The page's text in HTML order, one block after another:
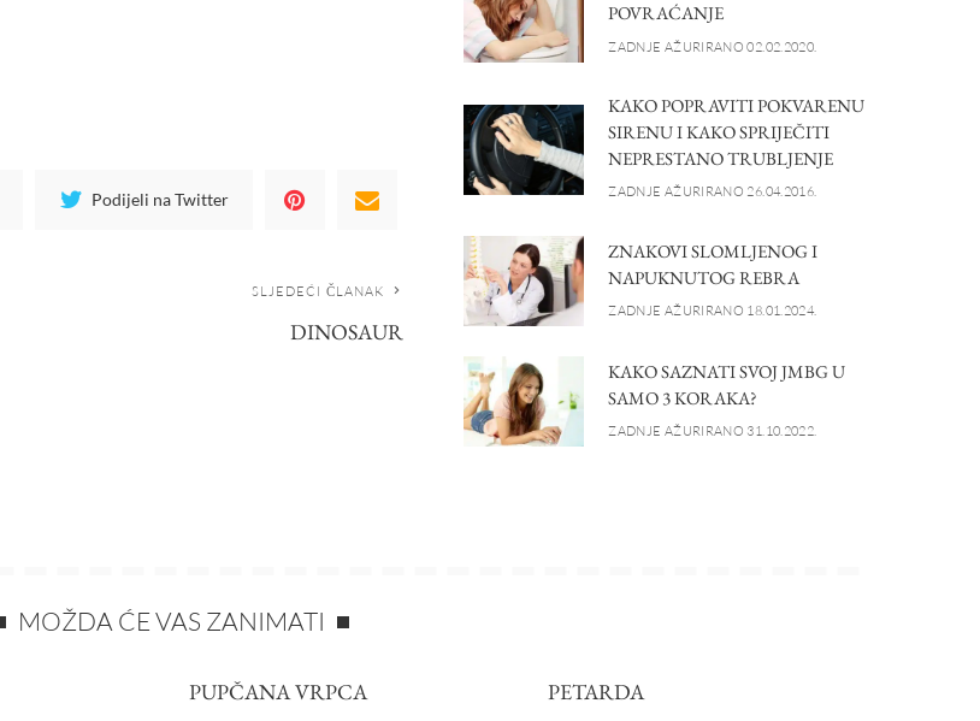
Podijeli na Twitter
SLJEDEĆI ČLANAK
DINOSAUR
POVRAĆANJE
ZADNJE AŽURIRANO 02.02.2020.
KAKO POPRAVITI POKVARENU
SIRENU I KAKO SPRIJEČITI
NEPRESTANO TRUBLJENJE
ZADNJE AŽURIRANO 26.04.2016.
ZNAKOVI SLOMLJENOG I
NAPUKNUTOG REBRA
ZADNJE AŽURIRANO 18.01.2024.
KAKO SAZNATI SVOJ JMBG U
SAMO 3 KORAKA?
ZADNJE AŽURIRANO 31.10.2022.
MOŽDA ĆE VAS ZANIMATI
PUPČANA VRPCA PETARDA